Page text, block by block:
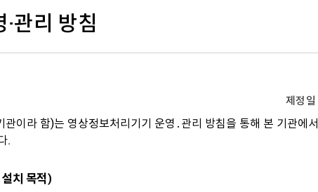
관리 방침
제정
이라 함)는 영상정보처리기기 운영․관리 방침을 통해 본 기관에
.
치 목적)